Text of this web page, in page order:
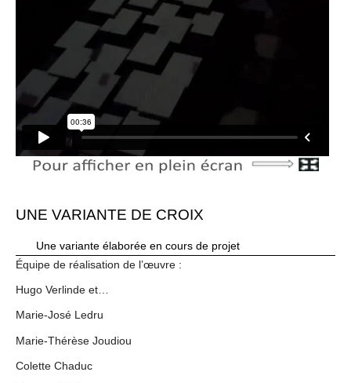
UNE VARIANTE DE CROIX
Une variante élaborée en cours de projet
Équipe de réalisation de l’œuvre :
Hugo Verlinde et…
Marie-José Ledru
Marie-Thérèse Joudiou
Colette Chaduc